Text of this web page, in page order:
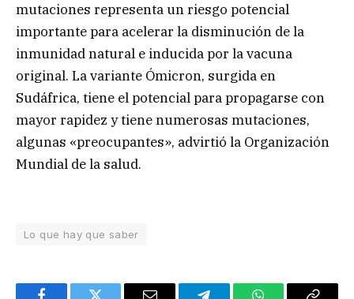
mutaciones representa un riesgo potencial
importante para acelerar la disminución de la
inmunidad natural e inducida por la vacuna
original. La variante Ómicron, surgida en
Sudáfrica, tiene el potencial para propagarse con
mayor rapidez y tiene numerosas mutaciones,
algunas «preocupantes», advirtió la Organización
Mundial de la salud.
Lo que hay que saber